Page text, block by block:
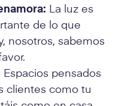
La luz es
de lo que
nosotros, sabemos
Espacios pensados
clientes como tu